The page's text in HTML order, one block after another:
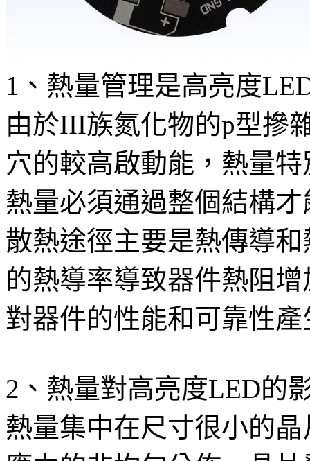
1、熱量管理是高亮度
由於III族氮化物的p型摻
穴的較高啟動能，熱量
熱量必須通過整個結構
散熱途徑主要是熱傳導
的熱導率導致器件熱阻
對器件的性能和可靠性
2、熱量對高亮度LED的
熱量集中在尺寸很小的